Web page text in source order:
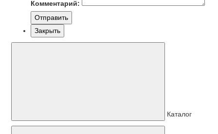
Комментарий:
Отправить
Закрыть
Каталог